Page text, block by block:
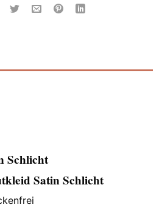
Schlicht
Satin Schlicht